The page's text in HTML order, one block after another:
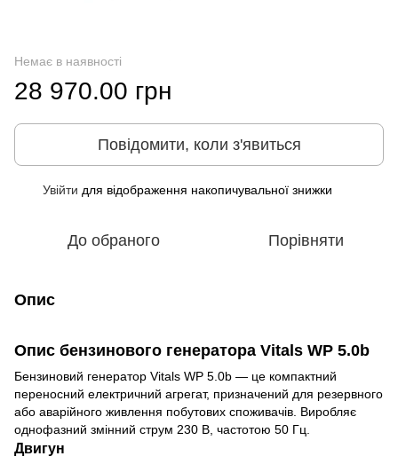
Немає в наявності
28 970.00 грн
Повідомити, коли з'явиться
Увійти для відображення накопичувальної знижки
До обраного Порівняти
Опис
Опис бензинового генератора Vitals WP 5.0b
Бензиновий генератор Vitals WP 5.0b — це компактний
переносний електричний агрегат, призначений для резервного
або аварійного живлення побутових споживачів. Виробляє
однофазний змінний струм 230 В, частотою 50 Гц.
Двигун